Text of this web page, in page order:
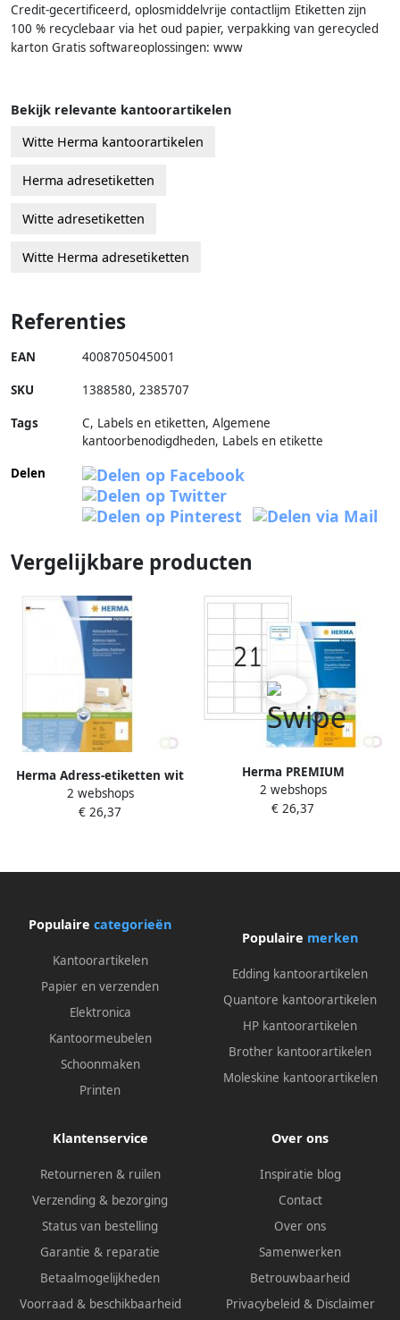
Credit-gecertificeerd, oplosmiddelvrije contactlijm Etiketten zijn
100 % recyclebaar via het oud papier, verpakking van gerecycled
karton Gratis softwareoplossingen: www
Bekijk relevante kantoorartikelen
Witte Herma kantoorartikelen
Herma adresetiketten
Witte adresetiketten
Witte Herma adresetiketten
Referenties
EAN 4008705045001
SKU 1388580, 2385707
Tags
C, Labels en etiketten, Algemene
kantoorbenodigdheden, Labels en etikette
Delen
Vergelijkbare producten
Herma Adress-etiketten wit
199 6x143 5 Premium A4 200
st.
2 webshops
€ 26,37
Herma PREMIUM
adresetiketten A4 63 5 x 38 1
mm wit permanent
2 webshops
€ 26,37
Populaire categorieën
Kantoorartikelen
Papier en verzenden
Elektronica
Kantoormeubelen
Schoonmaken
Printen
Populaire merken
Edding kantoorartikelen
Quantore kantoorartikelen
HP kantoorartikelen
Brother kantoorartikelen
Moleskine kantoorartikelen
Klantenservice
Retourneren & ruilen
Verzending & bezorging
Status van bestelling
Garantie & reparatie
Betaalmogelijkheden
Voorraad & beschikbaarheid
Over ons
Inspiratie blog
Contact
Over ons
Samenwerken
Betrouwbaarheid
Privacybeleid & Disclaimer